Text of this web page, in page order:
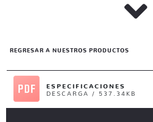
REGRESAR A NUESTROS PRODUCTOS
ESPECIFICACIONES
DESCARGA / 537.34KB